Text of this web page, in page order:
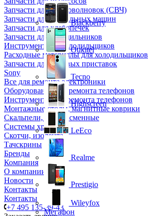
Запчасти для микроволновок (СВЧ)
Запчасти для стиральных машин
Запчасти для хлебопечек
Запчасти для холодильников
Инструмент для холодильщиков
Расходные материалы для холодильщиков
Запчасти для игровых приставок
Sony
Все для ремонта электроники
Оборудование для ремонта телефонов
Инструменты для ремонта телефонов
Монтажные столы, магнитные коврики
Скальпели, лезвия сменные
Системы хранения
Скотчи, изолента
Тачскрины
Бренды
Компания
О компании
Новости
Контакты
Контакты
+7 495 135-39-43
Blackberry
Oukitel
Tecno
Highscreen
LeEco
Realme
Prestigio
Wileyfox
Мегафон